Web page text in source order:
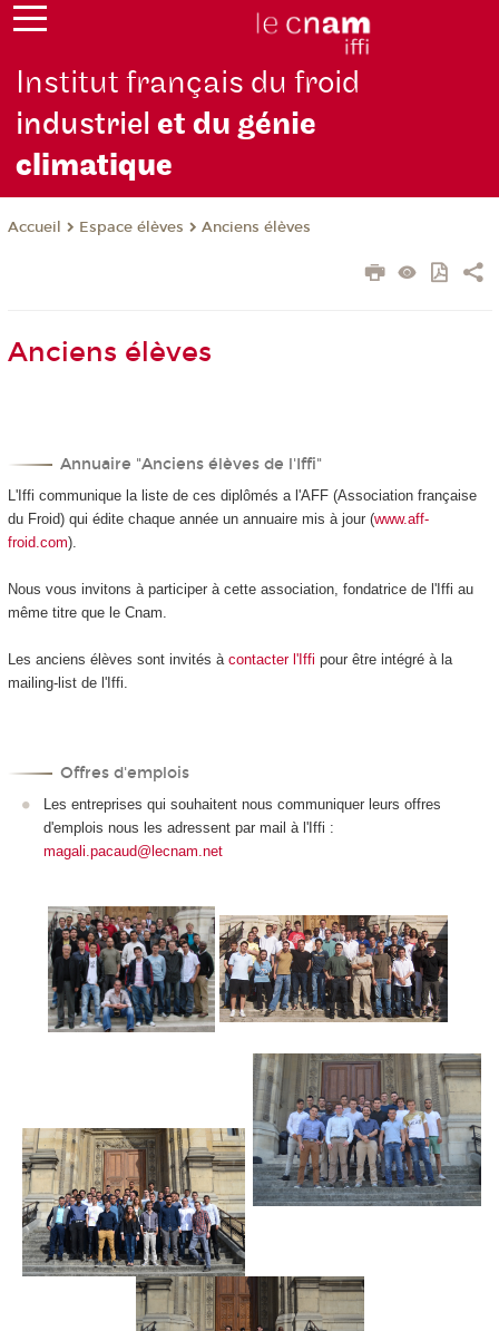
Institut français du froid
industrielet du génie
climatique
Accueil Espace élèves Anciens élèves
Anciens élèves
Annuaire "Anciens élèves de l'Iffi"
L'Iffi communique la liste de ces diplômés a l'AFF (Association française
du Froid) qui édite chaque année un annuaire mis à jour (www.aff-
froid.com).
Nous vous invitons à participer à cette association, fondatrice de l'Iffi au
même titre que le Cnam.
Les anciens élèves sont invités à contacter l'Iffi pour être intégré à la
mailing-list de l'Iffi.
Offres d'emplois
Les entreprises qui souhaitent nous communiquer leurs offres
d'emplois nous les adressent par mail à l'Iffi :
magali.pacaud@lecnam.net